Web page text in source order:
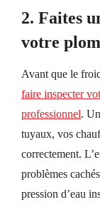
2. Faites
votre
Avant que le
faire inspecter
professionnel. Un
tuyaux, vos
correctement.
problèmes
pression d’eau